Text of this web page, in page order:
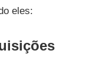
eles: